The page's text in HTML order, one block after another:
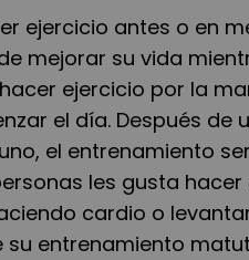
ejercicio antes o en
mejorar su vida
ejercicio por la
el día. Después de
el entrenamiento
les gusta
cardio o
entrenamiento